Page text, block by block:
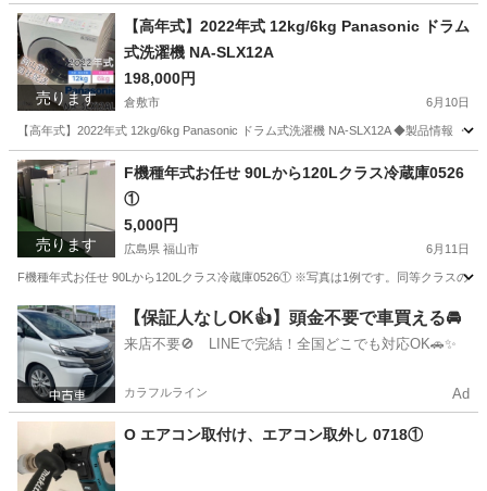
岡山 津山市 季節、空調家電 商品
売ります
【高年式】2022年式 12kg/6kg Panasonic ドラム
式洗濯機 NA-SLX12A
198,000円
倉敷市 6月10日
【高年式】2022年式 12kg/6kg Panasonic ドラム式洗濯機 NA-SLX12A ◆製品情報 ・
岡山 倉敷市 生活家電 SLX
売ります
F機種年式お任せ 90Lから120Lクラス冷蔵庫0526
①
5,000円
広島県 福山市 6月11日
F機種年式お任せ 90Lから120Lクラス冷蔵庫0526① ※写真は1例です。同等クラスの
広島 福山市 キッチン家電 商品
【保証人なしOK👍】頭金不要で車買える🚘
来店不要🚫 LINEで完結！全国どこでも対応OK🚗✨
カラフルライン Ad
O エアコン取付け、エアコン取外し 0718①